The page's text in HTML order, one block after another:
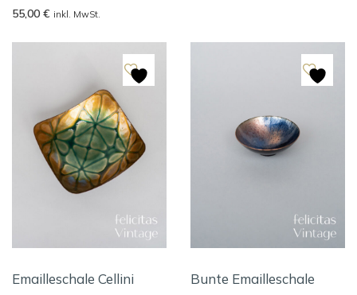
55,00 € inkl. MwSt.
Emailleschale Cellini Bunte Emailleschale